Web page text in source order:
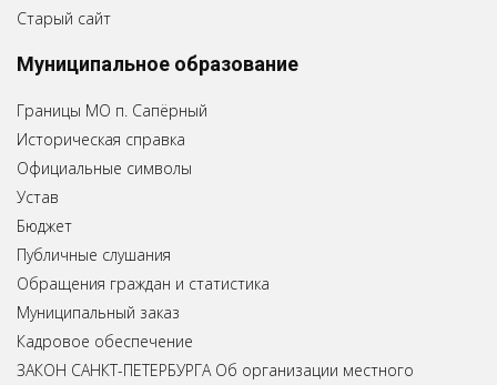
Старый сайт
Муниципальное образование
Границы МО п. Сапёрный
Историческая справка
Официальные символы
Устав
Бюджет
Публичные слушания
Обращения граждан и статистика
Муниципальный заказ
Кадровое обеспечение
ЗАКОН САНКТ-ПЕТЕРБУРГА Об организации местного